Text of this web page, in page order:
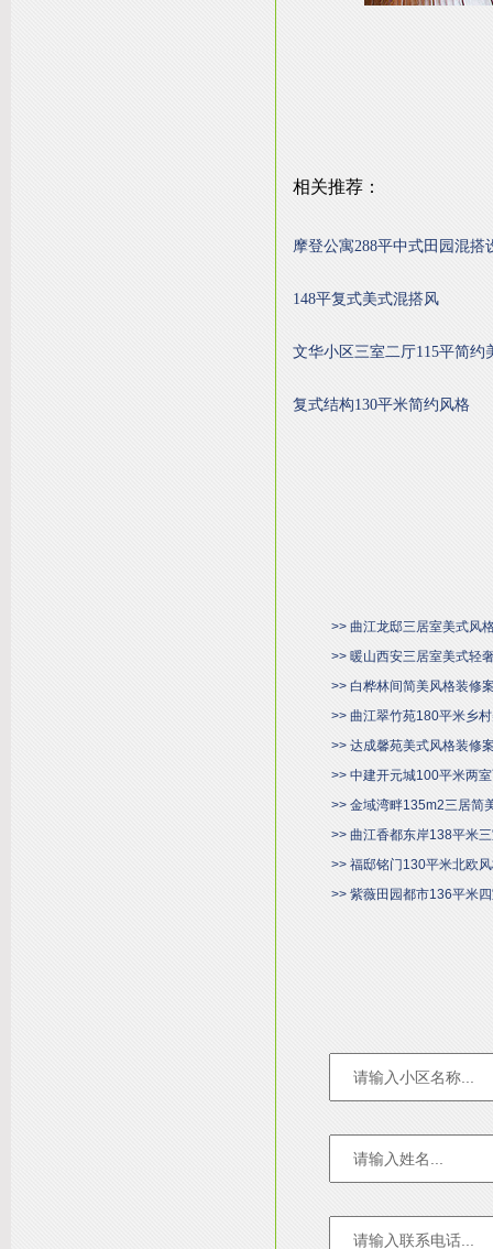
相关推荐：
摩登公寓288平中式田园混搭
148平复式美式混搭风
文华小区三室二厅115平简约
复式结构130平米简约风格
>> 曲江龙邸三居室美式风
>> 暖山西安三居室美式轻
>> 白桦林间简美风格装修
>> 曲江翠竹苑180平米乡
>> 达成馨苑美式风格装修
>> 中建开元城100平米两
>> 金域湾畔135m2三居简
>> 曲江香都东岸138平米
>> 福邸铭门130平米北欧
>> 紫薇田园都市136平米